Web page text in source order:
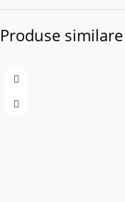
Produse similare